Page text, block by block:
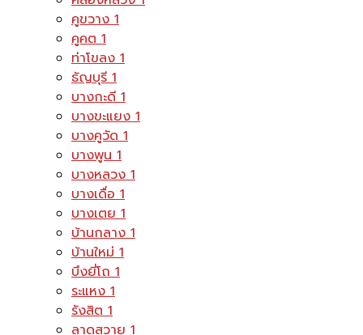
คูขวาง1
คูคต1
ท่าโขลง1
ธัญบุรี1
บางกะดี1
บางขะแยง1
บางคูวัด1
บางพูน1
บางหลวง1
บางเดื่อ1
บางเตย1
บ้านกลาง1
บ้านใหม่1
บึงยี่โถ1
ระแหง1
รังสิต1
ลาดสวาย1